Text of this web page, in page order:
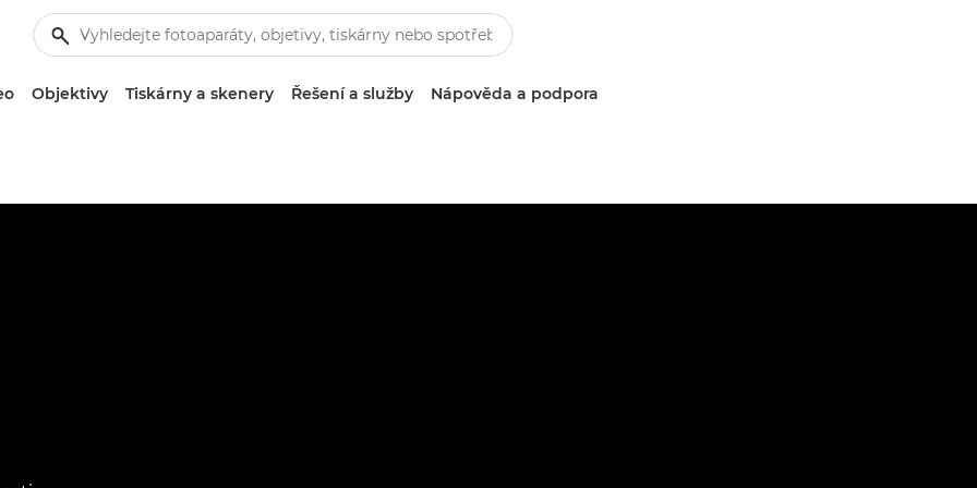
Objektivy Tiskárny a skenery Řešení a služby Nápověda a podpora